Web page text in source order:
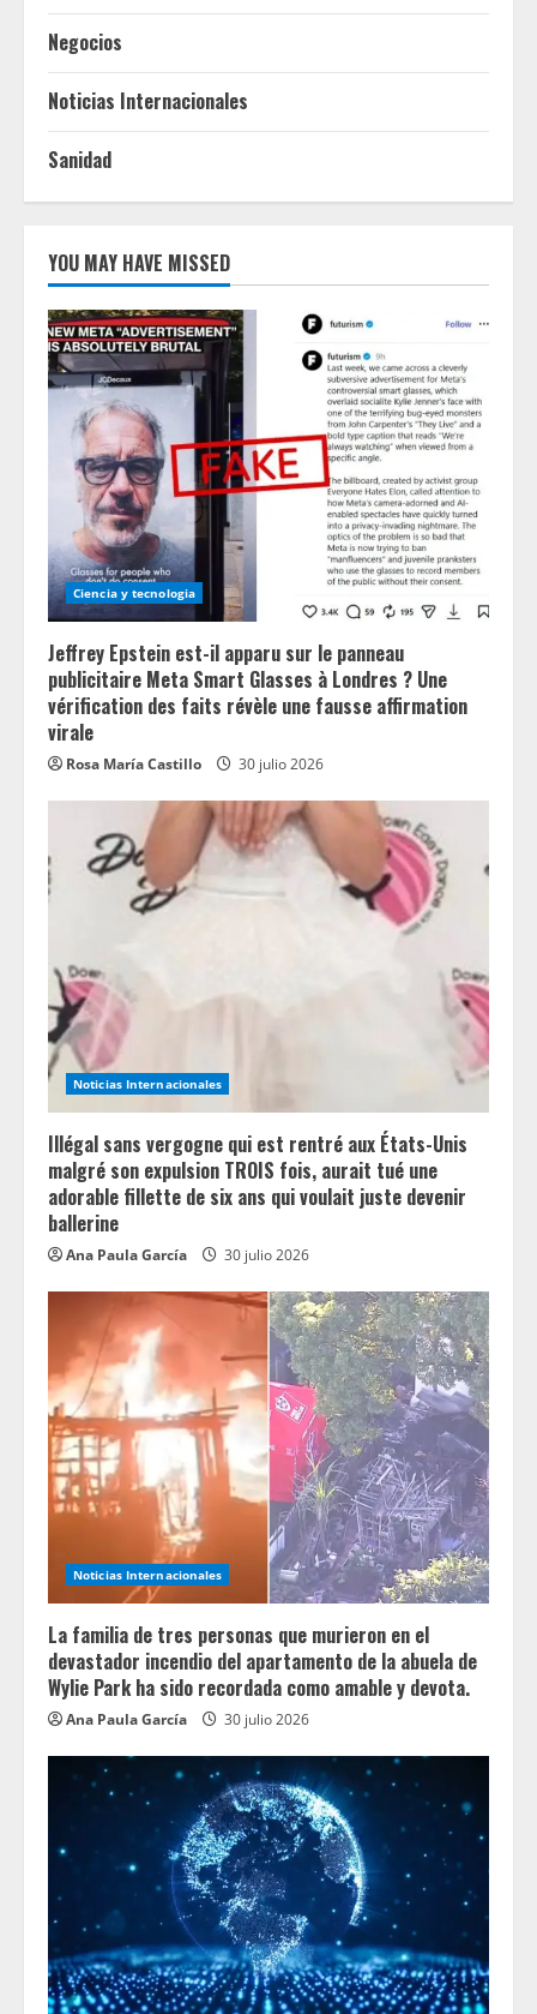
Negocios
Noticias Internacionales
Sanidad
YOU MAY HAVE MISSED
Ciencia y tecnologia
Jeffrey Epstein est-il apparu sur le panneau
publicitaire Meta Smart Glasses à Londres ? Une
vérification des faits révèle une fausse affirmation
virale
Rosa María Castillo 30 julio 2026
Noticias Internacionales
Illégal sans vergogne qui est rentré aux États-Unis
malgré son expulsion TROIS fois, aurait tué une
adorable fillette de six ans qui voulait juste devenir
ballerine
Ana Paula García 30 julio 2026
Noticias Internacionales
La familia de tres personas que murieron en el
devastador incendio del apartamento de la abuela de
Wylie Park ha sido recordada como amable y devota.
Ana Paula García 30 julio 2026